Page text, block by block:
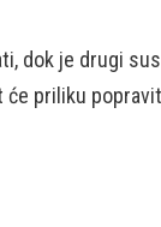
dok je drugi
će priliku